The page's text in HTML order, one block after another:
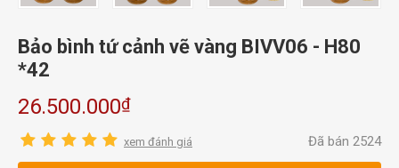
Bảo bình tứ cảnh vẽ vàng BIVV06 - H80
*42
26.500.000₫
xem đánh giá Đã bán 2524